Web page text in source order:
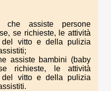
che assiste persone
se richieste, le attività
del vitto e della pulizia
assiste bambini (baby
richieste, le attività
del vitto e della pulizia